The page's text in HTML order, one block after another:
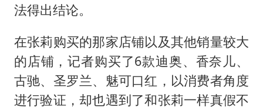
法得出结论。
在张莉购买的那家店铺以及其他销量较大
的店铺，记者购买了6款迪奥、香奈儿、
古驰、圣罗兰、魅可口红，以消费者角度
进行验证，却也遇到了和张莉一样真假不